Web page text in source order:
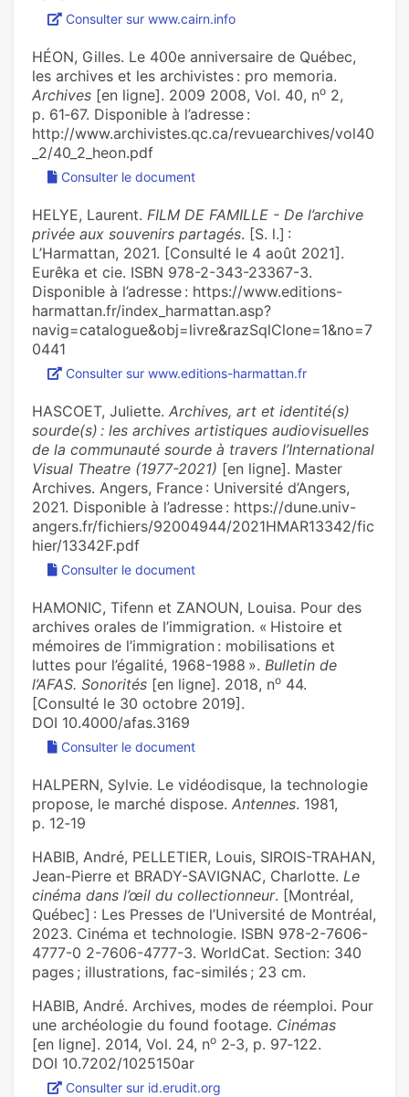
Consulter sur www.cairn.info
HÉON, Gilles. Le 400e anniversaire de Québec,
les archives et les archivistes : pro memoria.
Archives [en ligne]. 2009 2008, Vol. 40, no 2,
p. 61‑67. Disponible à l’adresse :
http://www.archivistes.qc.ca/revuearchives/vol40
_2/40_2_heon.pdf
Consulter le document
HELYE, Laurent. FILM DE FAMILLE - De l’archive
privée aux souvenirs partagés. [S. l.] :
L’Harmattan, 2021. [Consulté le 4 août 2021].
Eurêka et cie. ISBN 978-2-343-23367-3.
Disponible à l’adresse : https://www.editions-
harmattan.fr/index_harmattan.asp?
navig=catalogue&obj=livre&razSqlClone=1&no=7
0441
Consulter sur www.editions-harmattan.fr
HASCOET, Juliette. Archives, art et identité(s)
sourde(s) : les archives artistiques audiovisuelles
de la communauté sourde à travers l’International
Visual Theatre (1977-2021) [en ligne]. Master
Archives. Angers, France : Université d’Angers,
2021. Disponible à l’adresse : https://dune.univ-
angers.fr/fichiers/92004944/2021HMAR13342/fic
hier/13342F.pdf
Consulter le document
HAMONIC, Tifenn et ZANOUN, Louisa. Pour des
archives orales de l’immigration. « Histoire et
mémoires de l’immigration : mobilisations et
luttes pour l’égalité, 1968-1988 ». Bulletin de
l’AFAS. Sonorités [en ligne]. 2018, no 44.
[Consulté le 30 octobre 2019].
DOI 10.4000/afas.3169
Consulter le document
HALPERN, Sylvie. Le vidéodisque, la technologie
propose, le marché dispose. Antennes. 1981,
p. 12‑19
HABIB, André, PELLETIER, Louis, SIROIS-TRAHAN,
Jean-Pierre et BRADY-SAVIGNAC, Charlotte. Le
cinéma dans l’œil du collectionneur. [Montréal,
Québec] : Les Presses de l’Université de Montréal,
2023. Cinéma et technologie. ISBN 978-2-7606-
4777-0 2-7606-4777-3. WorldCat. Section: 340
pages ; illustrations, fac-similés ; 23 cm.
HABIB, André. Archives, modes de réemploi. Pour
une archéologie du found footage. Cinémas
[en ligne]. 2014, Vol. 24, no 2‑3, p. 97‑122.
DOI 10.7202/1025150ar
Consulter sur id.erudit.org